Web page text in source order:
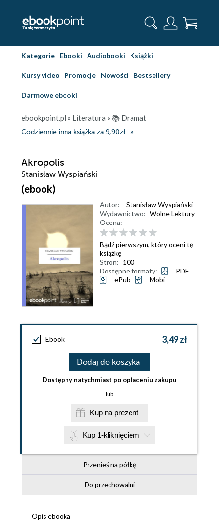
Kategorie Ebooki Audiobooki Książki
Kursy video Promocje Nowości Bestsellery
Darmowe ebooki
ebookpoint.pl » Literatura » 📚 Dramat
Codziennie inna książka za 9,90zł
Akropolis
Stanisław Wyspiański
(ebook)
Autor:
Stanisław Wyspiański
Wydawnictwo: Wolne Lektury
Ocena:
Bądź pierwszym, który oceni tę
książkę
Stron: 100
Dostępne formaty:
PDF
ePub
Mobi
Ebook 3,49 zł
Dodaj do koszyka
Dostępny natychmiast po opłaceniu zakupu
lub
Kup na prezent
Kup 1-kliknięciem
Przenieś na półkę
Do przechowalni
Opis ebooka